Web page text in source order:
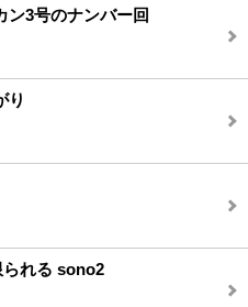
ン3号のナンバー回
り
れる sono2